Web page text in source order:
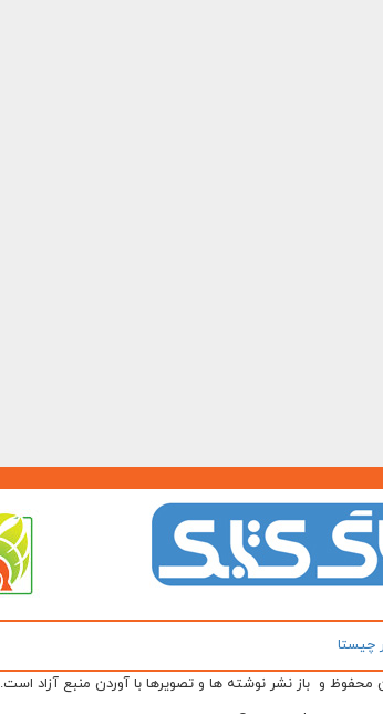
چیستا
محفوظ و باز نشر نوشته ها و تصویرها با آوردن منبع آزاد است.